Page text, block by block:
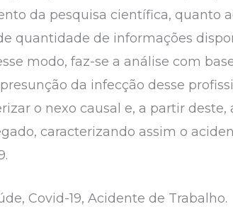
da pesquisa científica, quanto
quantidade de informações
modo, faz-se a análise com
da infecção desse
o nexo causal e, a partir
caracterizando assim o
Covid-19, Acidente de Trabalho.